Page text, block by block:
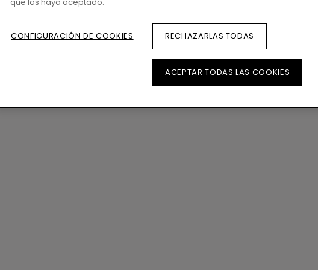
amplia gama de decoraciones garantiza que siempre
es un suelo Sensation, lo que significa que tiene
un sofisticado acabado mate. La capa superior de
a las rayaduras y al desgaste y, con AquaSafe, el
es fácil de instalar gracias al sistema de clic
CONFIGURACIÓN DE COOKIES RECHAZARLAS TODAS
ACEPTAR TODAS LAS COOKIES